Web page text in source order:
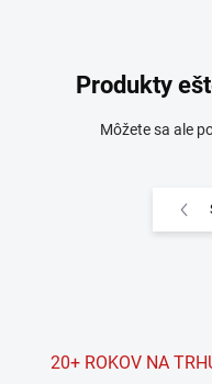
Produkty
Môžete sa ale
20+ ROKOV NA